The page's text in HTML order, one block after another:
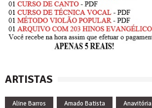
ARTISTAS
Aline Barros Amado Batista Anavitória